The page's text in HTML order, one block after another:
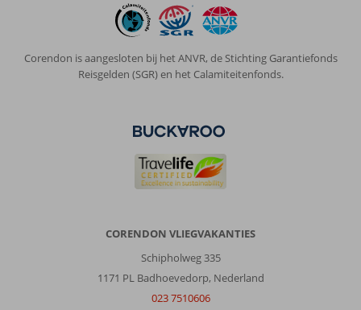
Corendon is aangesloten bij het ANVR, de Stichting Garantiefonds
Reisgelden (SGR) en het Calamiteitenfonds.
CORENDON VLIEGVAKANTIES
Schipholweg 335
1171 PL Badhoevedorp, Nederland
023 7510606